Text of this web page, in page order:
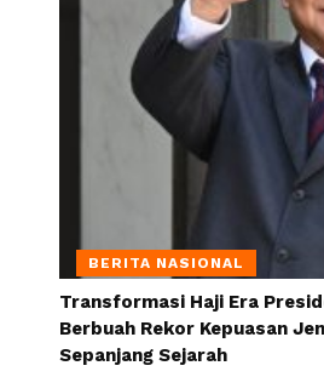
BERITA NASIONAL
Transformasi Haji Era
Berbuah Rekor Kepuasan
Sepanjang Sejarah